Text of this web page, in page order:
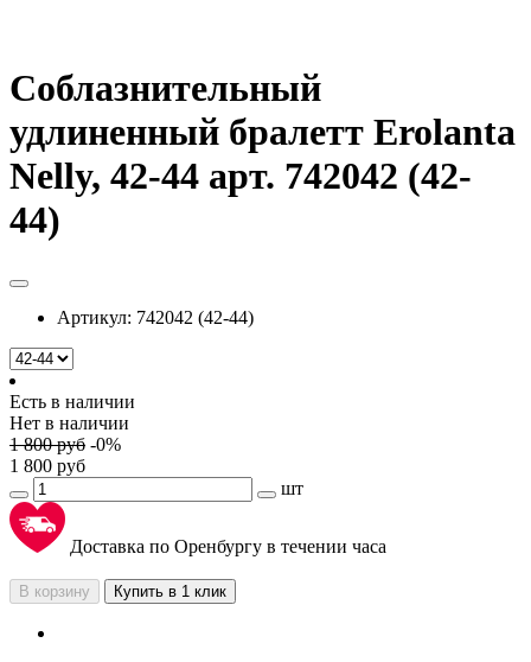
Соблазнительный
удлиненный бралетт Erolanta
Nelly, 42-44 арт. 742042 (42-
44)
Артикул: 742042 (42-44)
Есть в наличии
Нет в наличии
1 800руб -0%
1 800 руб
шт
Доставка по Оренбургу в течении часа
В корзину Купить в 1 клик